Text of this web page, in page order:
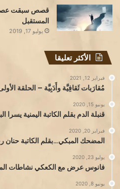
قصص سبقت
المستقبل
يوليو 17, 2019
الأكثر تعليقا
فبراير 12, 2021
مُقارَبات ثَقافِيَّة وأَدَبِيَّة – الحلقة
يونيو 15, 2020
قنبلة الدم بقلم الكاتبة اليمنية يسرا
فبراير 20, 2020
المضحك المبكي…بقلم الكاتبة حنان
يوليو 23, 2020
فانوس عرض مع الكعكي نشاطات
يونيو 8, 2020